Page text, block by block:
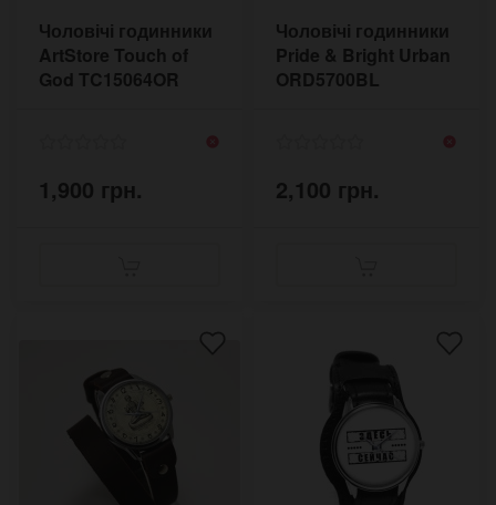
Чоловічі годинники
ArtStore Touch of
God TC15064OR
1,900 грн.
Чоловічі годинники
Pride & Bright Urban
ORD5700BL
2,100 грн.